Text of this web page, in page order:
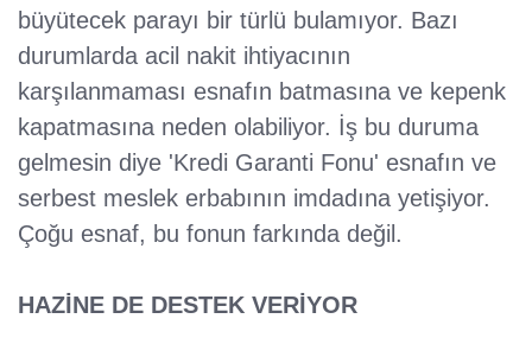
büyütecek parayı bir türlü bulamıyor. Bazı
durumlarda acil nakit ihtiyacının
karşılanmaması esnafın batmasına ve kepenk
kapatmasına neden olabiliyor. İş bu duruma
gelmesin diye 'Kredi Garanti Fonu' esnafın ve
serbest meslek erbabının imdadına yetişiyor.
Çoğu esnaf, bu fonun farkında değil.
HAZİNE DE DESTEK VERİYOR